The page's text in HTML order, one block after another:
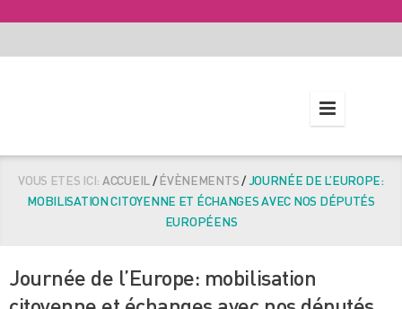
VOUS ETES ICI: ACCUEIL/ÉVÈNEMENTS/JOURNÉE DE L’EUROPE:
MOBILISATION CITOYENNE ET ÉCHANGES AVEC NOS DÉPUTÉS
EUROPÉENS
Journée de l’Europe: mobilisation